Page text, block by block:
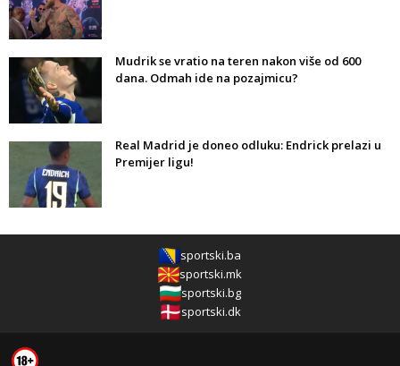
Mudrik se vratio na teren nakon više od 600
dana. Odmah ide na pozajmicu?
Real Madrid je doneo odluku: Endrick prelazi u
Premijer ligu!
sportski.ba
sportski.mk
sportski.bg
sportski.dk